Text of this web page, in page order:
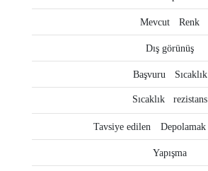
Mevcut Renk
Dış görünüş
Başvuru Sıcaklık
Sıcaklık rezistans
Tavsiye edilen Depolamak
Yapışma